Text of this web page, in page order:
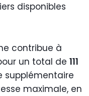
disponibles
contribue à
un total de 111
supplémentaire
maximale, en